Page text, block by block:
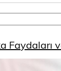
Faydaları